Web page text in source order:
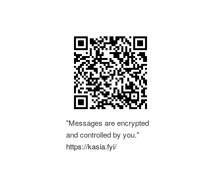
"Messages are encrypted
and controlled by you."
https://kasia.fyi/